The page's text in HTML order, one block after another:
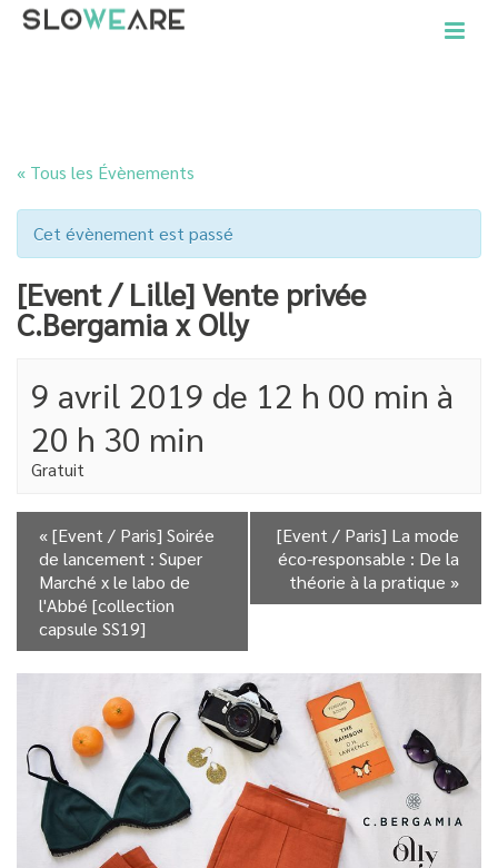
« Tous les Évènements
Cet évènement est passé
[Event / Lille] Vente privée
C.Bergamia x Olly
9 avril 2019 de 12 h 00 min à
20 h 30 min
Gratuit
«[Event / Paris] Soirée
de lancement : Super
Marché x le labo de
l'Abbé [collection
capsule SS19]
[Event / Paris] La mode
éco-responsable : De la
théorie à la pratique »